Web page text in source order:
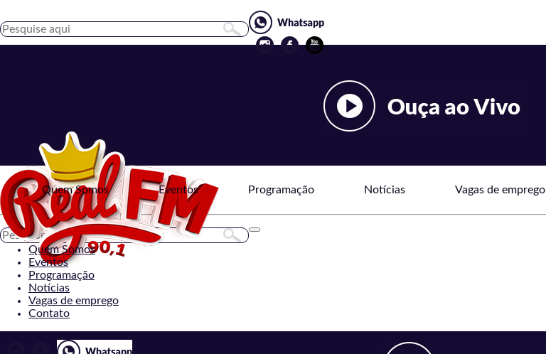
Quem Somos Eventos Programação Notícias Vagas de emprego
Toggle
Quem Somos
Eventos
Programação
Notícias
Vagas de emprego
Contato